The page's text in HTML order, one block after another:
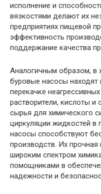
исполнение и
вязкостями делают их
предприятиях пищевой
эффективность
поддержание качества
Аналогичным образом, в
буровые насосы находят
перекачке
растворители, кислоты и
сырья для химического
циркуляции жидкостей в
насосы способствуют
производств. Их
широким спектром
помощниками в
надежности и